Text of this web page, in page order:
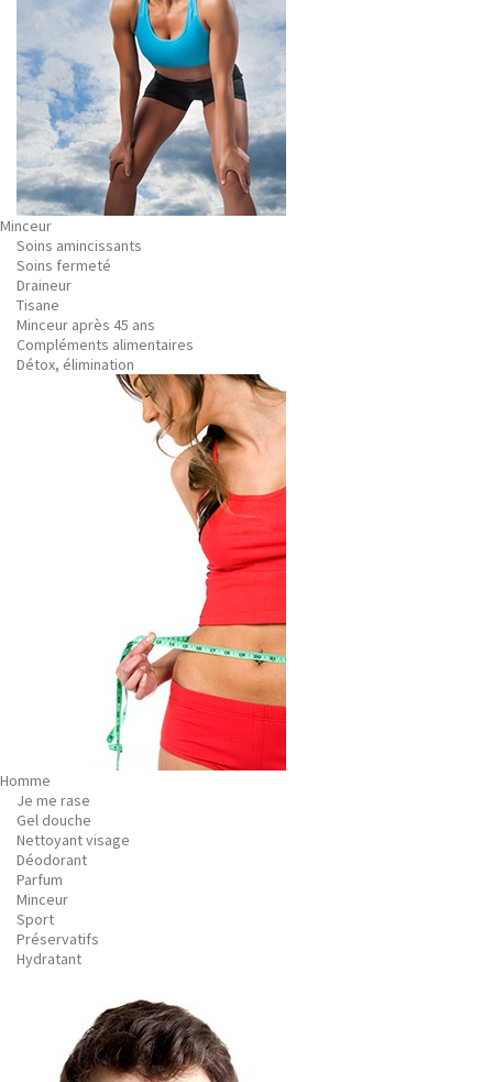
Minceur
Soins amincissants
Soins fermeté
Draineur
Tisane
Minceur après 45 ans
Compléments alimentaires
Détox, élimination
Homme
Je me rase
Gel douche
Nettoyant visage
Déodorant
Parfum
Minceur
Sport
Préservatifs
Hydratant